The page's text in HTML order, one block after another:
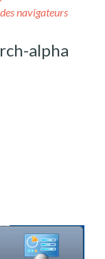
navigateurs
alpha